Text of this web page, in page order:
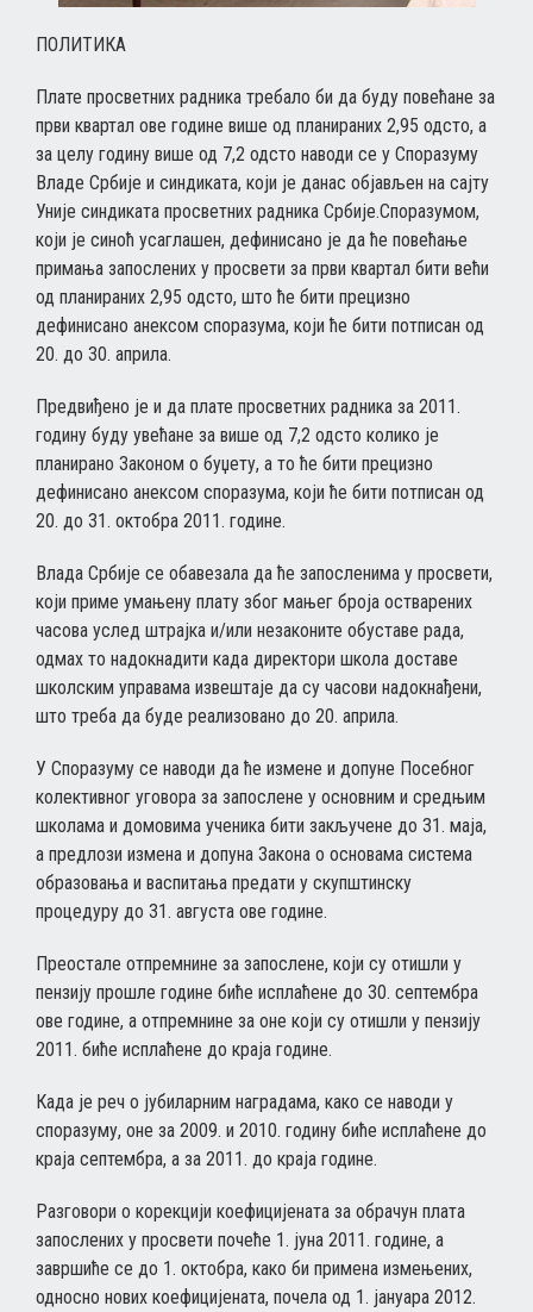
ПОЛИТИКА
Плате просветних радника требало би да буду повећане за
први квартал ове године више од планираних 2,95 одсто, а
за целу годину више од 7,2 одсто наводи се у Споразуму
Владе Србије и синдиката, који је данас објављен на сајту
Уније синдиката просветних радника Србије.Споразумом,
који је синоћ усаглашен, дефинисано је да ће повећање
примања запослених у просвети за први квартал бити већи
од планираних 2,95 одсто, што ће бити прецизно
дефинисано анексом споразума, који ће бити потписан од
20. до 30. априла.
Предвиђено је и да плате просветних радника за 2011.
годину буду увећане за више од 7,2 одсто колико је
планирано Законом о буџету, а то ће бити прецизно
дефинисано анексом споразума, који ће бити потписан од
20. до 31. октобра 2011. године.
Влада Србије се обавезала да ће запосленима у просвети,
који приме умањену плату због мањег броја остварених
часова услед штрајка и/или незаконите обуставе рада,
одмах то надокнадити када директори школа доставе
школским управама извештаје да су часови надокнађени,
што треба да буде реализовано до 20. априла.
У Споразуму се наводи да ће измене и допуне Посебног
колективног уговора за запослене у основним и средњим
школама и домовима ученика бити закључене до 31. маја,
а предлози измена и допуна Закона о основама система
образовања и васпитања предати у скупштинску
процедуру до 31. августа ове године.
Преостале отпремнине за запослене, који су отишли у
пензију прошле године биће исплаћене до 30. септембра
ове године, а отпремнине за оне који су отишли у пензију
2011. биће исплаћене до краја године.
Када је реч о јубиларним наградама, како се наводи у
споразуму, оне за 2009. и 2010. годину биће исплаћене до
краја септембра, а за 2011. до краја године.
Разговори о корекцији коефицијената за обрачун плата
запослених у просвети почеће 1. јуна 2011. године, а
завршиће се до 1. октобра, како би примена измењених,
односно нових коефицијената, почела од 1. јануара 2012.